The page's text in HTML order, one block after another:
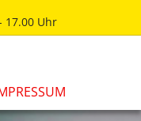
17.00 Uhr